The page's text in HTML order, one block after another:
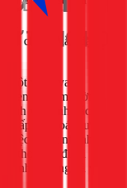
vì chi phí lắp đặt
một vòi lavabo
sen tắm âm tường
vị chính xác.
cấp và thoát nước
việc sẽ rất nhanh
thợ phải đi lại
nhân công và vật